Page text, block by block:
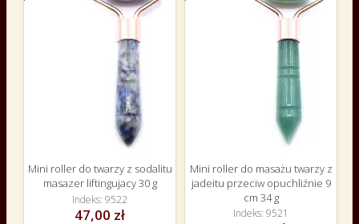
Mini roller do twarzy z sodalitu
masazer liftingujacy 30 g
Indeks 9522
47,00 zł
Mini roller do masażu twarzy z
jadeitu przeciw opuchliźnie 9
cm 34 g
Indeks 9521